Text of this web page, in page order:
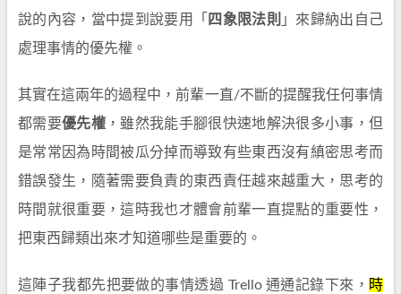
說的內容，當中提到說要用「 四象限法則 」來歸納出自己
處理事情的優先權。
其實在這兩年的過程中，前輩一直/不斷的提醒我任何事情
都需要優先權 ，雖然我能手腳很快速地解決很多小事，但
是常常因為時間被瓜分掉而導致有些東西沒有縝密思考而
錯誤發生，隨著需要負責的東西責任越來越重大，思考的
時間就很重要，這時我也才體會前輩一直提點的重要性，
把東西歸類出來才知道哪些是重要的。
這陣子我都先把要做的事情透過 Trello 通通記錄下來， 時